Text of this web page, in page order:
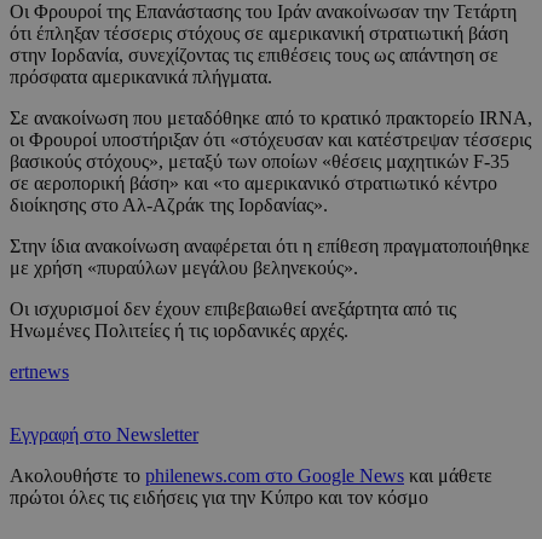
Οι Φρουροί της Επανάστασης του Ιράν ανακοίνωσαν την Τετάρτη
ότι έπληξαν τέσσερις στόχους σε αμερικανική στρατιωτική βάση
στην Ιορδανία, συνεχίζοντας τις επιθέσεις τους ως απάντηση σε
πρόσφατα αμερικανικά πλήγματα.
Σε ανακοίνωση που μεταδόθηκε από το κρατικό πρακτορείο IRNA,
οι Φρουροί υποστήριξαν ότι «στόχευσαν και κατέστρεψαν τέσσερις
βασικούς στόχους», μεταξύ των οποίων «θέσεις μαχητικών F-35
σε αεροπορική βάση» και «το αμερικανικό στρατιωτικό κέντρο
διοίκησης στο Αλ-Αζράκ της Ιορδανίας».
Στην ίδια ανακοίνωση αναφέρεται ότι η επίθεση πραγματοποιήθηκε
με χρήση «πυραύλων μεγάλου βεληνεκούς».
Οι ισχυρισμοί δεν έχουν επιβεβαιωθεί ανεξάρτητα από τις
Ηνωμένες Πολιτείες ή τις ιορδανικές αρχές.
ertnews
Εγγραφή στο Newsletter
Ακολουθήστε το philenews.com στο Google News και μάθετε
πρώτοι όλες τις ειδήσεις για την Κύπρο και τον κόσμο